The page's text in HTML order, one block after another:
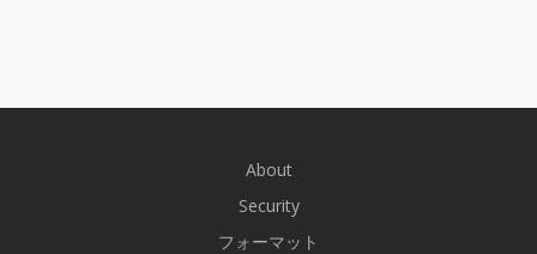
About
Security
フォーマット